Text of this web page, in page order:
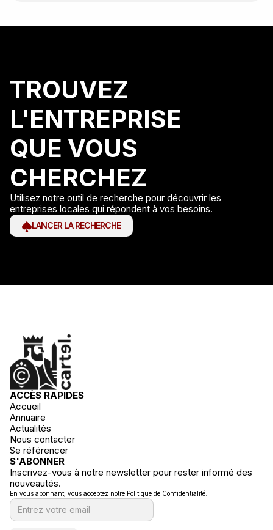
TROUVEZ
L'ENTREPRISE
QUE VOUS
CHERCHEZ
Utilisez notre outil de recherche pour découvrir les
entreprises locales qui répondent à vos besoins.
LANCER LA RECHERCHE
ACCÈS RAPIDES
Accueil
Annuaire
Actualités
Nous contacter
Se référencer
S'ABONNER
Inscrivez-vous à notre newsletter pour rester informé des
nouveautés.
En vous abonnant, vous acceptez notre Politique de Confidentialité.